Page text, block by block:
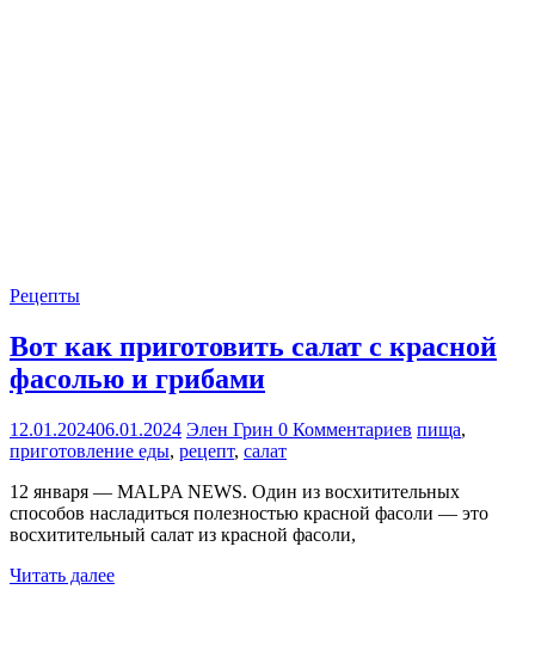
Рецепты
Вот как приготовить салат с красной
фасолью и грибами
12.01.202406.01.2024 Элен Грин 0 Комментариев пища,
приготовление еды, рецепт, салат
12 января — MALPA NEWS. Один из восхитительных
способов насладиться полезностью красной фасоли — это
восхитительный салат из красной фасоли,
Читать далее